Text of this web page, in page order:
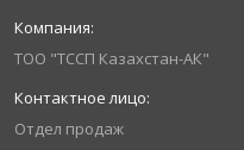
ТОО "ТССП Казахстан-АК"
Отдел продаж